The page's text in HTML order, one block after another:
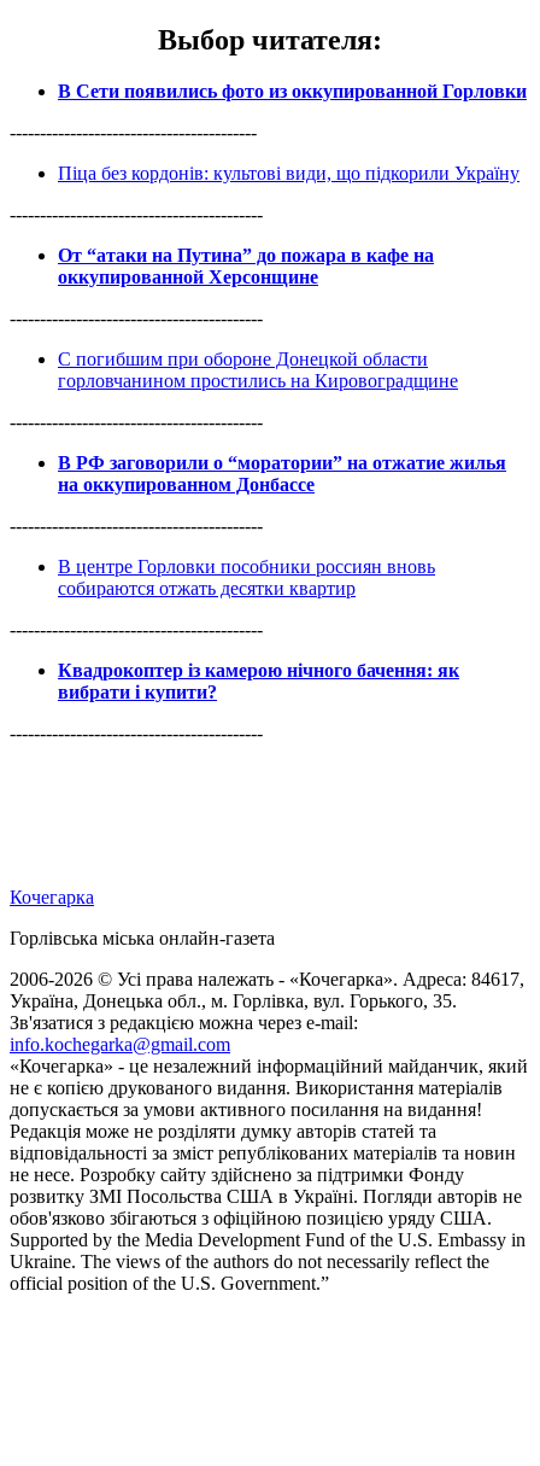
Выбор читателя:
В Сети появились фото из оккупированной Горловки
-----------------------------------------
Піца без кордонів: культові види, що підкорили Україну
------------------------------------------
От “атаки на Путина” до пожара в кафе на
оккупированной Херсонщине
------------------------------------------
С погибшим при обороне Донецкой области
горловчанином простились на Кировоградщине
------------------------------------------
В РФ заговорили о “моратории” на отжатие жилья
на оккупированном Донбассе
------------------------------------------
В центре Горловки пособники россиян вновь
собираются отжать десятки квартир
------------------------------------------
Квадрокоптер із камерою нічного бачення: як
вибрати і купити?
------------------------------------------
Кочегарка
Горлівська міська онлайн-газета
2006-2026 © Усі права належать - «Кочегарка». Адреса: 84617,
Україна, Донецька обл., м. Горлівка, вул. Горького, 35.
Зв'язатися з редакцією можна через e-mail:
info.kochegarka@gmail.com
«Кочегарка» - це незалежний інформаційний майданчик, який
не є копією друкованого видання. Використання матеріалів
допускається за умови активного посилання на видання!
Редакція може не розділяти думку авторів статей та
відповідальності за зміст републікованих матеріалів та новин
не несе. Розробку сайту здійснено за підтримки Фонду
розвитку ЗМІ Посольства США в Україні. Погляди авторів не
обов'язково збігаються з офіційною позицією уряду США.
Supported by the Media Development Fund of the U.S. Embassy in
Ukraine. The views of the authors do not necessarily reflect the
official position of the U.S. Government.”